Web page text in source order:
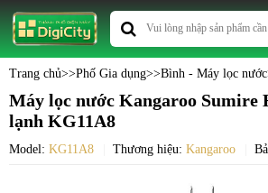
Trang chủ>>Phố Gia dụng>>Bình - Máy lọc nước
Máy lọc nước Kangaroo Sumire
lạnh KG11A8
Model: KG11A8 Thương hiệu: Kangaroo